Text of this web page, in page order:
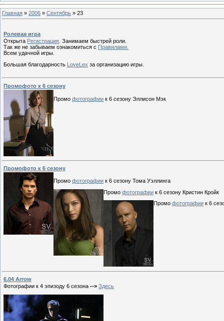
Главная » 2006 » Сентябрь » 23
Ролевая игра
Открыта Регистрация . Занимаем быстрей роли.
Так же не забываем ознакомиться с Правилами.
Всем удачной игры.
Большая благодарность LoveLex за организацию игры.
Промофото к 6 сезону
Промо фотографии к 6 сезону Эллисон Мэк
Промофото к 6 сезону
Промо фотографии к 6 сезону Тома Уэллинга
Промо фотографии к 6 сезону Кристин Кройк
Промо фотографии к 6
6.04 Arrow
Фотографии к 4 эпизоду 6 сезона --> Здесь